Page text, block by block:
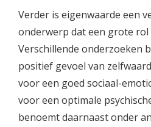
Verder is eigenwaarde een
onderwerp dat een grote
Verschillende onderzoeken
positief gevoel van
voor een goed sociaal-
voor een optimale
benoemt daarnaast onder